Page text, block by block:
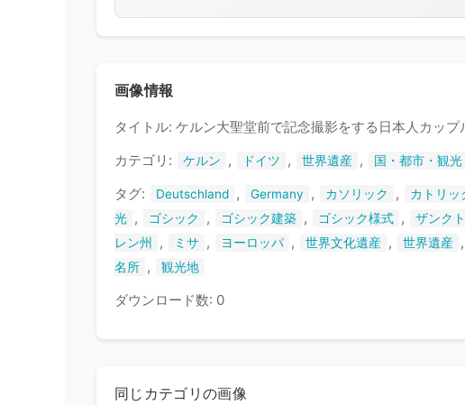
画像情報
タイトル: ケルン大聖堂前で記念撮影をする日本人カップ
カテゴリ:
ケルン , ドイツ , 世界遺産 , 国・都市・観光
タグ: Deutschland , Germany , カソリック , カトリッ
光 , ゴシック , ゴシック建築 , ゴシック様式 , ザンク
レン州
, ミサ , ヨーロッパ , 世界文化遺産 , 世界遺産 ,
名所 , 観光地
ダウンロード数: 0
同じカテゴリの画像